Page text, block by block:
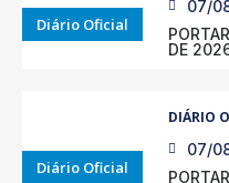
Diário Oficial
07/
DE
Diário Oficial
DIÁRIO
07/